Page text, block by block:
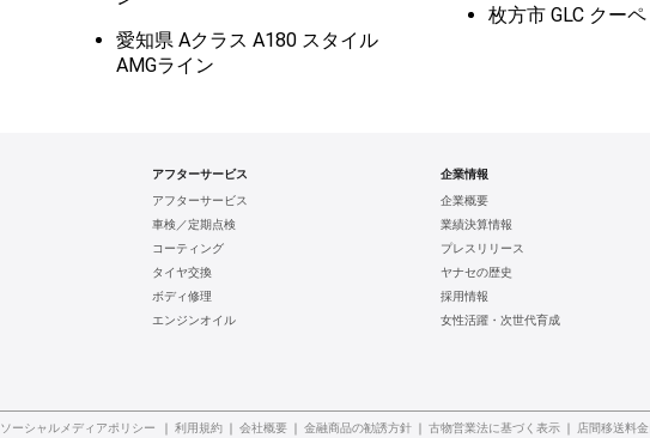
愛知県 Aクラス A180 スタイル
AMGライン
枚方市 GLC クーペ
アフターサービス
アフターサービス
車検／定期点検
コーティング
タイヤ交換
ボディ修理
エンジンオイル
企業情報
企業概要
業績決算情報
プレスリリース
ヤナセの歴史
採用情報
女性活躍・次世代育成
ソーシャルメディアポリシー 利用規約 会社概要 金融商品の勧誘方針 古物営業法に基づく表示 店間移送料